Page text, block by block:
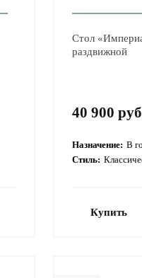
Стол
раздвижной
40 900
Назначение: В
Стиль:
Купить